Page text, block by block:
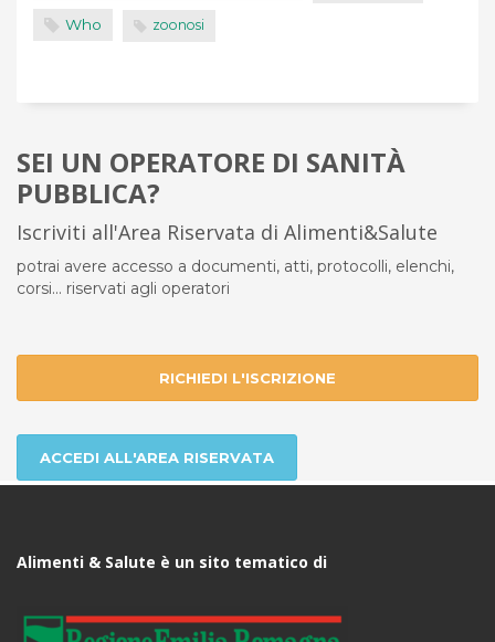
Who zoonosi
SEI UN OPERATORE DI SANITÀ
PUBBLICA?
Iscriviti all'Area Riservata di Alimenti&Salute
potrai avere accesso a documenti, atti, protocolli, elenchi,
corsi... riservati agli operatori
RICHIEDI L'ISCRIZIONE
ACCEDI ALL'AREA RISERVATA
Alimenti & Salute è un sito tematico di